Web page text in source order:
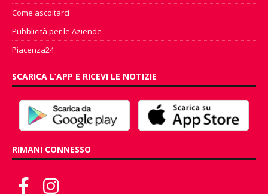
Come ascoltarci
Pubblicità per le Aziende
Piacenza24
SCARICA L’APP E RICEVI LE NOTIZIE
RIMANI CONNESSO